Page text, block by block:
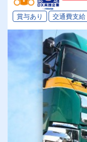
賞与あり 交通費支給